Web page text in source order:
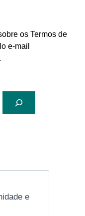
os Termos de
e-mail
.
e